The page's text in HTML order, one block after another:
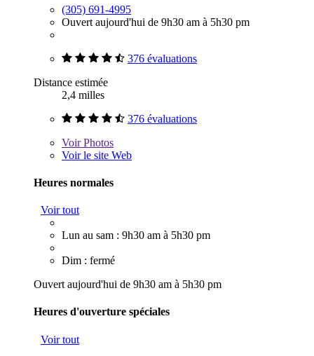
(305) 691-4995
Ouvert aujourd'hui de 9h30 am à 5h30 pm
376 évaluations
Distance estimée
2,4 milles
376 évaluations
VoirPhotos
Voir le site Web
Heures normales
Voir tout
Lun au sam : 9h30 am à 5h30 pm
Dim : fermé
Ouvert aujourd'hui de 9h30 am à 5h30 pm
Heures d'ouverture spéciales
Voir tout